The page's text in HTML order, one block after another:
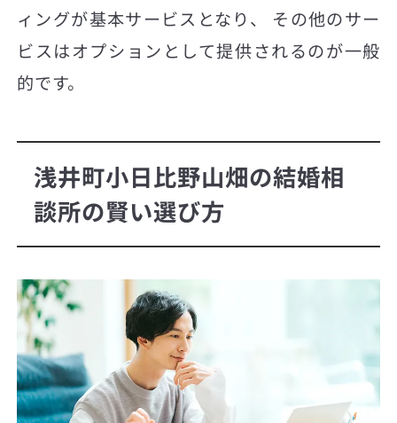
ィングが基本サービスとなり、 その他のサー
ビスはオプションとして提供されるのが一般
的です。
浅井町小日比野山畑の結婚相
談所の賢い選び方